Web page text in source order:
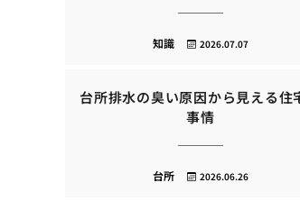
2026.07.07
知識
台所排水の臭い原因から見える住
事情
2026.06.26
台所